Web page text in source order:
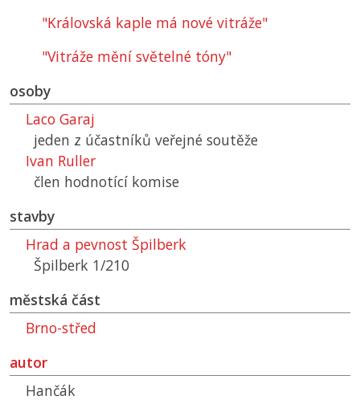
"Královská kaple má nové vitráže"
"Vitráže mění světelné tóny"
osoby
Laco Garaj
jeden z účastníků veřejné soutěže
Ivan Ruller
člen hodnotící komise
stavby
Hrad a pevnost Špilberk
Špilberk 1/210
městská část
Brno-střed
autor
Hančák